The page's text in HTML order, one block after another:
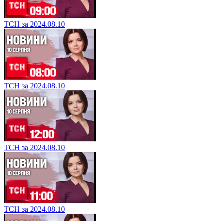
ТСН за 2024.08.10
ТСН за 2024.08.10
ТСН за 2024.08.10
ТСН за 2024.08.10